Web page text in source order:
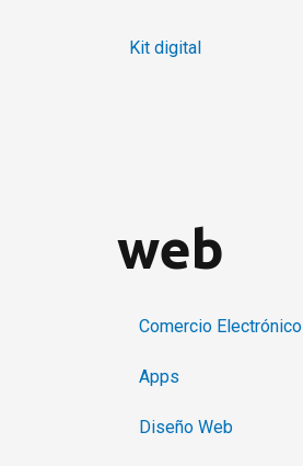
web
Comercio Electrónico
Apps
Diseño Web